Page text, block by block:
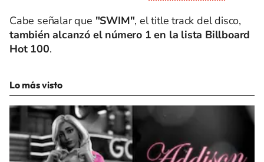
Cabe señalar que "SWIM", el title track del disco,
también alcanzó el número 1 en la lista Billboard
Hot 100.
Lo más visto